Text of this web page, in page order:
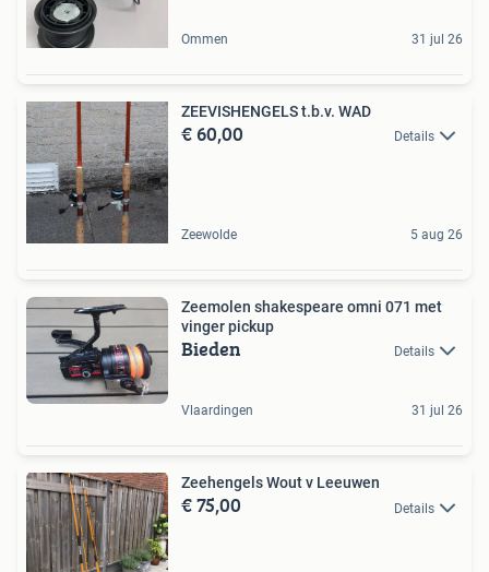
Ommen 31 jul 26
ZEEVISHENGELS t.b.v. WAD
€ 60,00 Details
Zeewolde 5 aug 26
Zeemolen shakespeare omni 071 met
vinger pickup
Bieden Details
Vlaardingen 31 jul 26
Zeehengels Wout v Leeuwen
€ 75,00 Details